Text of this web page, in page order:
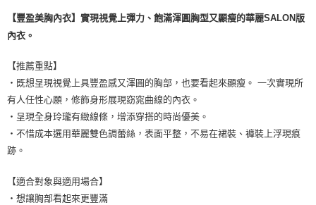
黑貓宅配
每筆NT$100，滿NT$1,500(含以上)免運費
離島宅配
每筆NT$200，滿NT$1,500(含以上)免運費
【豐盈美胸內衣】實現視覺上彈力、飽滿渾圓胸型又顯瘦的華麗SALON版
內衣。
【推薦重點】
・既想呈現視覺上具豐盈感又渾圓的胸部，也要看起來顯瘦。 一次實現所
有人任性心願，修飾身形展現窈窕曲線的內衣。
・呈現全身玲瓏有緻線條，增添穿搭的時尚優美。
・不惜成本選用華麗雙色調蕾絲，表面平整，不易在裙裝、褲裝上浮現痕
跡。
【適合對象與適用場合】
・想讓胸部看起來更豐滿